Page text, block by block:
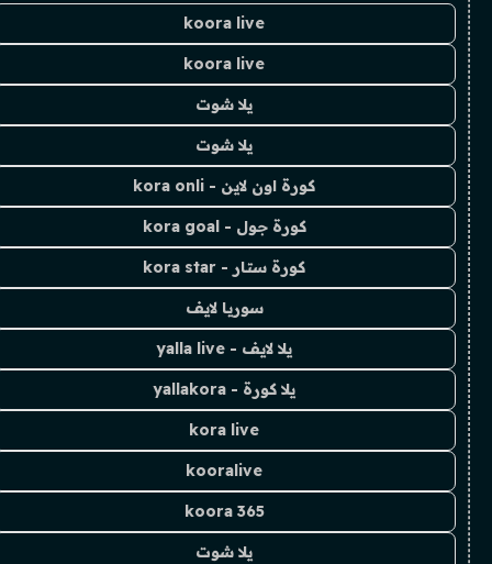
koora live
koora live
يلا شوت
يلا شوت
كورة اون لاين - kora onli
كورة جول - kora goal
كورة ستار - kora star
سوريا لايف
يلا لايف - yalla live
يلا كورة - yallakora
kora live
kooralive
koora 365
يلا شوت